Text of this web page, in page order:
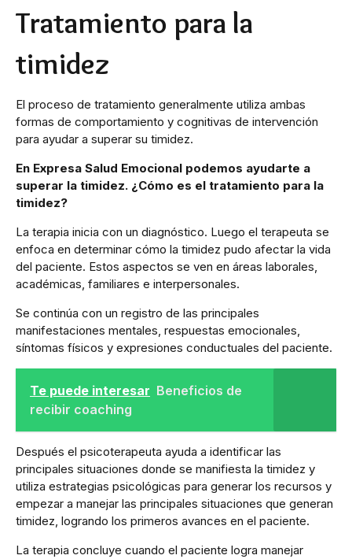
Tratamiento para la
timidez
El proceso de tratamiento generalmente utiliza ambas
formas de comportamiento y cognitivas de intervención
para ayudar a superar su timidez.
En Expresa Salud Emocional podemos ayudarte a
superar la timidez. ¿Cómo es el tratamiento para la
timidez?
La terapia inicia con un diagnóstico. Luego el terapeuta se
enfoca en determinar cómo la timidez pudo afectar la vida
del paciente. Estos aspectos se ven en áreas laborales,
académicas, familiares e interpersonales.
Se continúa con un registro de las principales
manifestaciones mentales, respuestas emocionales,
síntomas físicos y expresiones conductuales del paciente.
Te puede interesar Beneficios de
recibir coaching
Después el psicoterapeuta ayuda a identificar las
principales situaciones donde se manifiesta la timidez y
utiliza estrategias psicológicas para generar los recursos y
empezar a manejar las principales situaciones que generan
timidez, logrando los primeros avances en el paciente.
La terapia concluye cuando el paciente logra manejar